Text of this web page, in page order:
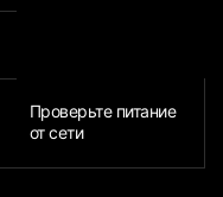
Проверьте питание
от сети